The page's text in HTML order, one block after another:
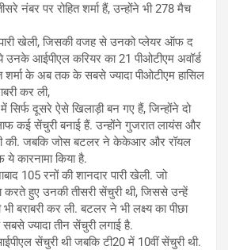
नंबर पर रोहित शर्मा हैं, उन्होंने भी 278 मैच
खेली, जिसकी वजह से उनको प्लेयर ऑफ द
ये उनके आईपीएल करियर का 21 पीओटीएम अवॉर्ड
शर्मा के अब तक के सबसे ज्यादा पीओटीएम हासिल
कर ली,
सिर्फ दूसरे ऐसे खिलाड़ी बन गए हैं, जिन्होंने दो
कई सेंचुरी बनाई हैं. उन्होंने गुजरात लायंस और
जबकि जोस बटलर ने केकेआर और रॉयल
कारनामा किया है.
105 रनों की शानदार पारी खेली. जो
करते हुए उनकी तीसरी सेंचुरी थी, जिससे उन्हें
बराबरी कर ली. बटलर ने भी लक्ष्य का पीछा
ज्यादा तीन सेंचुरी लगाई है.
सेंचुरी थी जबकि टी20 में 10वीं सेंचुरी थी.